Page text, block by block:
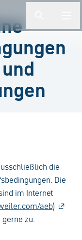
die
Die
im Internet
aeb)
zu.